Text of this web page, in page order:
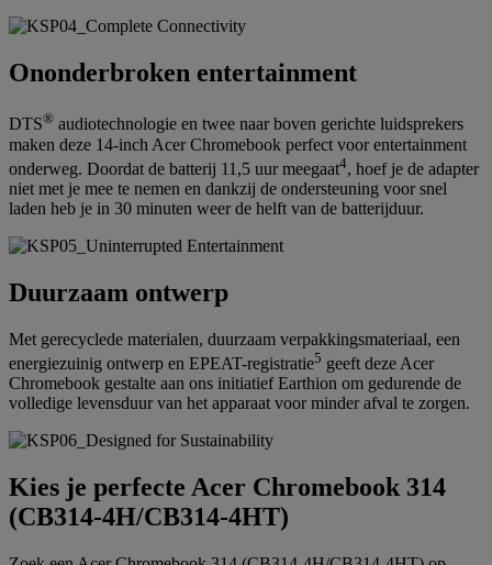
Ononderbroken entertainment
DTS® audiotechnologie en twee naar boven gerichte luidsprekers
maken deze 14-inch Acer Chromebook perfect voor entertainment
onderweg. Doordat de batterij 11,5 uur meegaat4, hoef je de adapter
niet met je mee te nemen en dankzij de ondersteuning voor snel
laden heb je in 30 minuten weer de helft van de batterijduur.
Duurzaam ontwerp
Met gerecyclede materialen, duurzaam verpakkingsmateriaal, een
energiezuinig ontwerp en EPEAT-registratie5 geeft deze Acer
Chromebook gestalte aan ons initiatief Earthion om gedurende de
volledige levensduur van het apparaat voor minder afval te zorgen.
Kies je perfecte Acer Chromebook 314
(CB314-4H/CB314-4HT)